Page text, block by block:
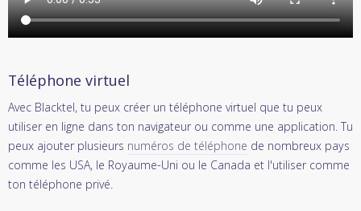
Téléphone virtuel
Avec Blacktel, tu peux créer un téléphone virtuel que tu peux
utiliser en ligne dans ton navigateur ou comme une application. Tu
peux ajouter plusieurs numéros de téléphone de nombreux pays
comme les USA, le Royaume-Uni ou le Canada et l'utiliser comme
ton téléphone privé.